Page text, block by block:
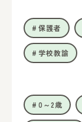
保護者
学校教諭
0～2歳